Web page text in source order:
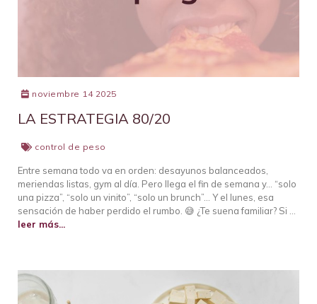
noviembre 14 2025
LA ESTRATEGIA 80/20
control de peso
Entre semana todo va en orden: desayunos balanceados,
meriendas listas, gym al día. Pero llega el fin de semana y… “solo
una pizza”, “solo un vinito”, “solo un brunch”… Y el lunes, esa
sensación de haber perdido el rumbo. 😅 ¿Te suena familiar? Si …
leer más...